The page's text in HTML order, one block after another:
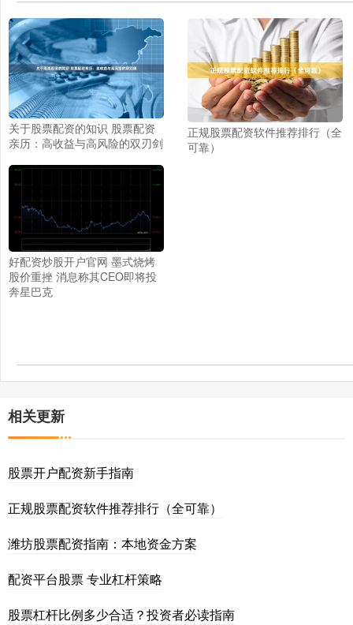
关于股票配资的知识 股票配资
亲历：高收益与高风险的双刃剑
正规股票配资软件推荐排行（全
可靠）
好配资炒股开户官网 墨式烧烤
股价重挫 消息称其CEO即将投
奔星巴克
相关更新
股票开户配资新手指南
正规股票配资软件推荐排行（全可靠）
潍坊股票配资指南：本地资金方案
配资平台股票 专业杠杆策略
股票杠杆比例多少合适？投资者必读指南